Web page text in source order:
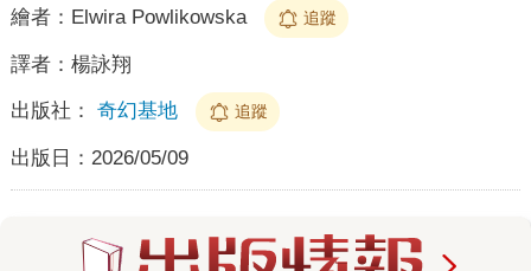
繪者： Elwira Powlikowska 追蹤
譯者： 楊詠翔
出版社： 奇幻基地 追蹤
出版日： 2026/05/09